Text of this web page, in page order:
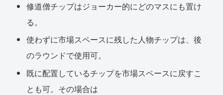
修道僧チップはジョーカー的にどのマスにも置け
る。
使わずに市場スペースに残した人物チップは、後
のラウンドで使用可。
既に配置しているチップを市場スペースに戻すこ
とも可。その場合は